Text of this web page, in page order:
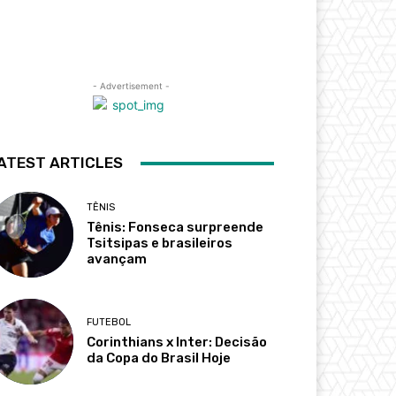
- Advertisement -
ARTICLES
TÊNIS
Tênis: Fonseca surpreende
Tsitsipas e brasileiros
avançam
FUTEBOL
Corinthians x Inter: Decisão
da Copa do Brasil Hoje